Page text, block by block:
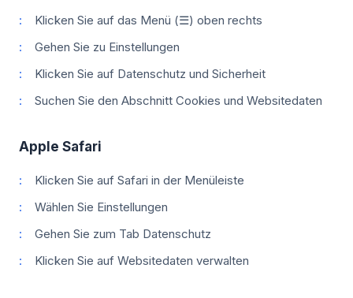
Klicken Sie auf das Menü (☰) oben rechts
Gehen Sie zu Einstellungen
Klicken Sie auf Datenschutz und Sicherheit
Suchen Sie den Abschnitt Cookies und Websitedaten
Apple Safari
Klicken Sie auf Safari in der Menüleiste
Wählen Sie Einstellungen
Gehen Sie zum Tab Datenschutz
Klicken Sie auf Websitedaten verwalten